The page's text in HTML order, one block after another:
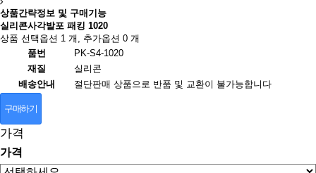
상품간략정보 및 구매기능
실리콘사각발포 패킹 1020
상품 선택옵션 1 개, 추가옵션 0 개
품번
PK-S4-1020
재질
실리콘
배송안내
절단판매 상품으로 반품 및 교환이 불가능합니다
구매하기
가격
가격